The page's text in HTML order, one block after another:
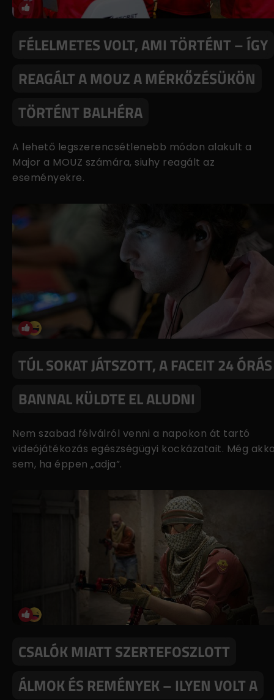
FÉLELMETES VOLT, AMI TÖRTÉNT – ÍGY
REAGÁLT A MOUZ A MÉRKŐZÉSÜKÖN
TÖRTÉNT BALHÉRA
A lehető legszerencsétlenebb módon alakult a
Major a MOUZ számára, siuhy reagált az
eseményekre.
TÚL SOKAT JÁTSZOTT, A FACEIT 24 ÓRÁS
BANNAL KÜLDTE EL ALUDNI
Nem szabad félválról venni a napokon át tartó
videójátékozás egészségügyi kockázatait. Még
sem, ha éppen „adja”.
CSALÓK MIATT SZERTEFOSZLOTT
ÁLMOK ÉS REMÉNYEK – ILYEN VOLT A